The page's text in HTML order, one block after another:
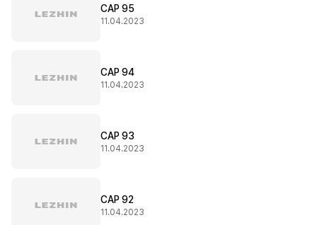
CAP 95
11.04.2023
CAP 94
11.04.2023
CAP 93
11.04.2023
CAP 92
11.04.2023